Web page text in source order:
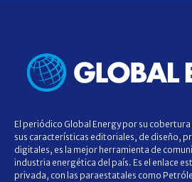
El periódico Global Energy por su
sus características editoriales, de diseño,
digitales, es la mejor herramienta de
industria energética del país. Es el enlace
privada, con las paraestatales como